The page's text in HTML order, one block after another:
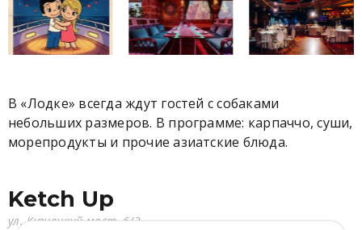
В «Лодке» всегда ждут гостей с собаками
небольших размеров. В программе: карпаччо, суши,
морепродукты и прочие азиатские блюда.
Ketch Up
ул. Кузнецкий мост, 6/3